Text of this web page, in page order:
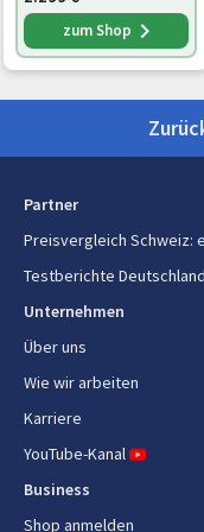
Energie
Energiequelle
Lieferumfang
Basisstation
Stromadapter enthalten
zum Shop
Partner
Preisvergleich Schweiz:
Testberichte Deutschland
Unternehmen
Über uns
Wie wir arbeiten
Karriere
YouTube-Kanal
Business
Shop anmelden